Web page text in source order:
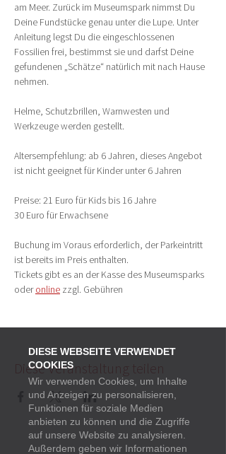
DIESE WEBSEITE VERWENDET
COOKIES
Wir verwenden Cookies, um Inhalte
und Anzeigen zu personalisieren,
Funktionen für soziale Medien
anbieten zu können und die Zugriffe
auf unsere Website zu analysieren.
Außerdem geben wir Informationen
am Meer. Zurück im Museumspark nimmst Du
Deine Fundstücke genau unter die Lupe. Unter
Anleitung legst Du die eingeschlossenen
Fossilien frei, bestimmst sie und darfst Deine
gefundenen „Schätze“ natürlich mit nach Hause
nehmen.
Helme, Schutzbrillen, Warnwesten und
Werkzeuge werden gestellt.
Altersempfehlung: ab 6 Jahren, dieses Angebot
ist nicht geeignet für Kinder unter 6 Jahren
Preise: 21 Euro für Kids bis 16 Jahre
30 Euro für Erwachsene
Buchung im Voraus erforderlich, der Parkeintritt
ist bereits im Preis enthalten.
Tickets gibt es an der Kasse des Museumsparks
oder online zzgl. Gebühren
Diese Veranstaltung teilen